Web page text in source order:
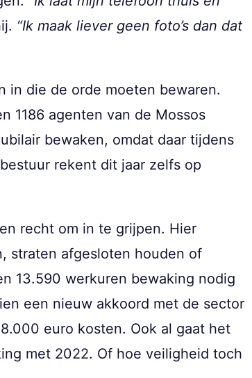
“Ik maak liever geen foto’s dan dat
in die de orde moeten bewaren.
1186 agenten van de Mossos
bewaken, omdat daar tijdens
rekent dit jaar zelfs op
recht om in te grijpen. Hier
straten afgesloten houden of
13.590 werkuren bewaking nodig
een nieuw akkoord met de sector
euro kosten. Ook al gaat het
met 2022. Of hoe veiligheid toch